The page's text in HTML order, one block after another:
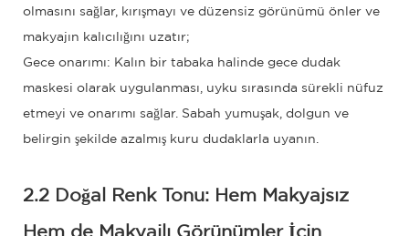
olmasını sağlar, kırışmayı ve düzensiz görünümü önler ve
makyajın kalıcılığını uzatır;
Gece onarımı: Kalın bir tabaka halinde gece dudak
maskesi olarak uygulanması, uyku sırasında sürekli nüfuz
etmeyi ve onarımı sağlar. Sabah yumuşak, dolgun ve
belirgin şekilde azalmış kuru dudaklarla uyanın.
2.2 Doğal Renk Tonu: Hem Makyajsız
Hem de Makyajlı Görünümler İçin